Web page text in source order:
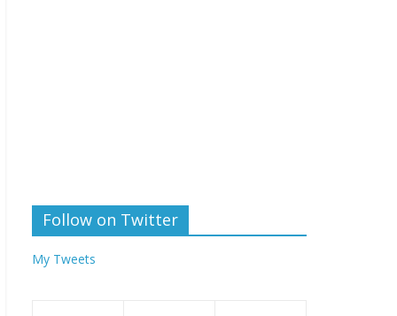
Follow on Twitter
My Tweets